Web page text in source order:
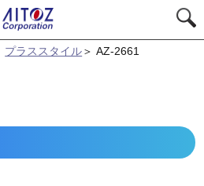
プラススタイル＞AZ-2661